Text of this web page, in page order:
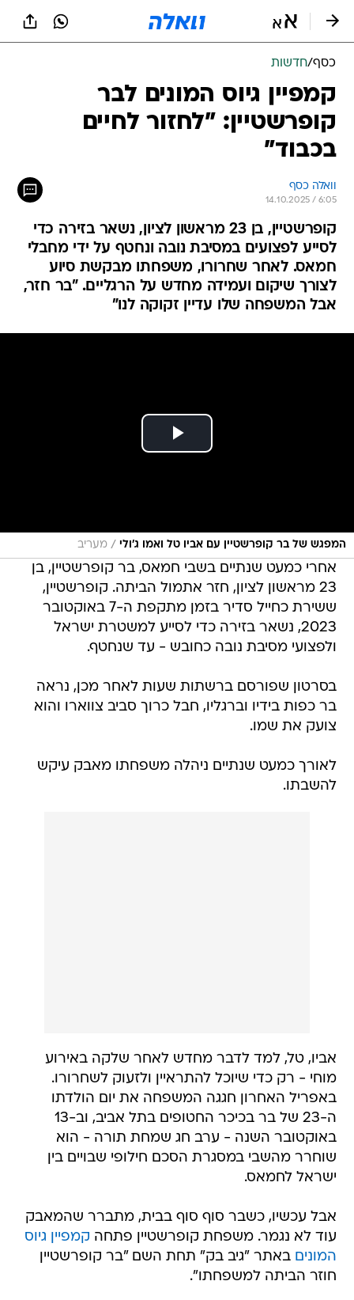
כסף/חדשות
קמפיין גיוס המונים לבר
קופרשטיין: "לחזור לחיים
בכבוד"
וואלה כסף
14.10.2025 / 6:05
קופרשטיין, בן 23 מראשון לציון, נשאר בזירה כדי
לסייע לפצועים במסיבת נובה ונחטף על ידי מחבלי
חמאס. לאחר שחרורו, משפחתו מבקשת סיוע
לצורך שיקום ועמידה מחדש על הרגליים. "בר חזר,
אבל המשפחה שלו עדיין זקוקה לנו"
המפגש של בר קופרשטיין עם אביו טל ואמו ג'ולי / מעריב
אחרי כמעט שנתיים בשבי חמאס, בר קופרשטיין, בן
23 מראשון לציון, חזר אתמול הביתה. קופרשטיין,
ששירת כחייל סדיר בזמן מתקפת ה-7 באוקטובר
2023, נשאר בזירה כדי לסייע למשטרת ישראל
ולפצועי מסיבת נובה כחובש - עד שנחטף.
בסרטון שפורסם ברשתות שעות לאחר מכן, נראה
בר כפות בידיו וברגליו, חבל כרוך סביב צווארו והוא
צועק את שמו.
לאורך כמעט שנתיים ניהלה משפחתו מאבק עיקש
להשבתו.
אביו, טל, למד לדבר מחדש לאחר שלקה באירוע
מוחי - רק כדי שיוכל להתראיין ולזעוק לשחרורו.
באפריל האחרון חגגה המשפחה את יום הולדתו
ה-23 של בר בכיכר החטופים בתל אביב, וב-13
באוקטובר השנה - ערב חג שמחת תורה - הוא
שוחרר מהשבי במסגרת הסכם חילופי שבויים בין
ישראל לחמאס.
אבל עכשיו, כשבר סוף סוף בבית, מתברר שהמאבק
עוד לא נגמר. משפחת קופרשטיין פתחה קמפיין גיוס
המונים באתר "גיב בק" תחת השם "בר קופרשטיין
חוזר הביתה למשפחתו".